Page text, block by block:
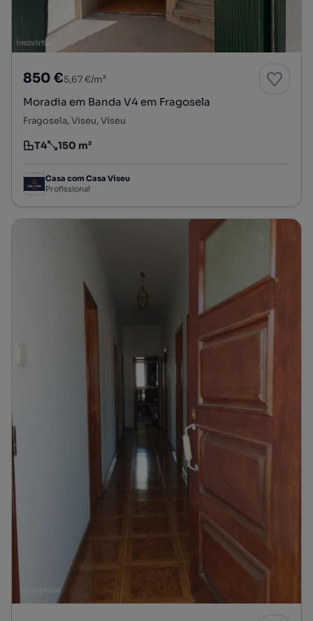
850 €5,67 €/m²
Moradia em Banda V4 em Fragosela
Fragosela, Viseu, Viseu
Tipologia
T4
Preço por metro quadrado
150 m²
Casa com Casa Viseu
Profissional